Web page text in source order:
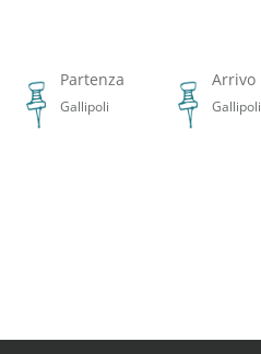
Partenza
Gallipoli
Arrivo
Gallipoli